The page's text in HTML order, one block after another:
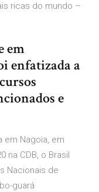
ricas do mundo –
em
enfatizada a
e
em Nagoia, em
na CDB, o Brasil
Nacionais de
guará